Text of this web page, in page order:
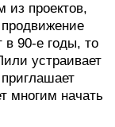
проектов,
продвижение
в 90-е годы, то
устраивает
многим начать